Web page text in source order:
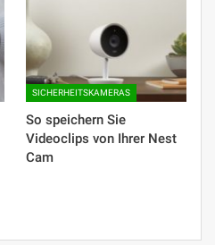
SICHERHEITSKAMERAS
So speichern Sie
Videoclips von Ihrer Nest
Cam